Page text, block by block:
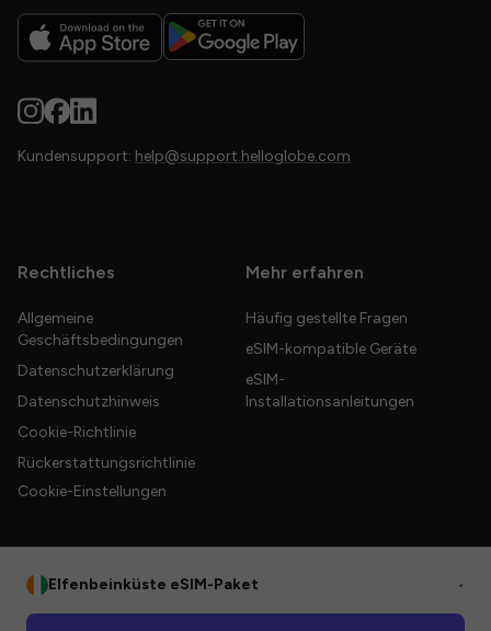
Kundensupport: help@support.helloglobe.com
Rechtliches
Allgemeine
Geschäftsbedingungen
Datenschutzerklärung
Datenschutzhinweis
Cookie-Richtlinie
Rückerstattungsrichtlinie
Cookie-Einstellungen
Mehr erfahren
Häufig gestellte Fragen
eSIM-kompatible Geräte
eSIM-
Installationsanleitungen
Elfenbeinküste eSIM-Paket •